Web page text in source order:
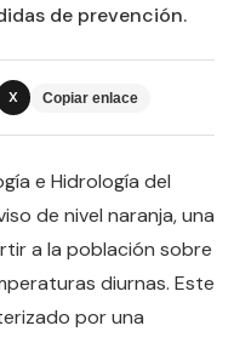
de prevención.
X Copiar enlace
e Hidrología del
de nivel naranja, una
a la población sobre
diurnas. Este
por una